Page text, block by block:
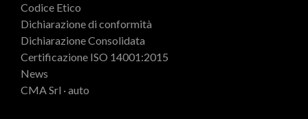
Codice Etico
Dichiarazione di conformità
Dichiarazione Consolidata
Certificazione ISO 14001:2015
News
CMA Srl · auto